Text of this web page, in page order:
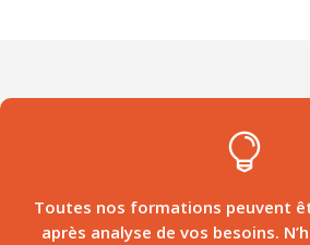

Toutes nos formations peuvent
après analyse de vos besoins.